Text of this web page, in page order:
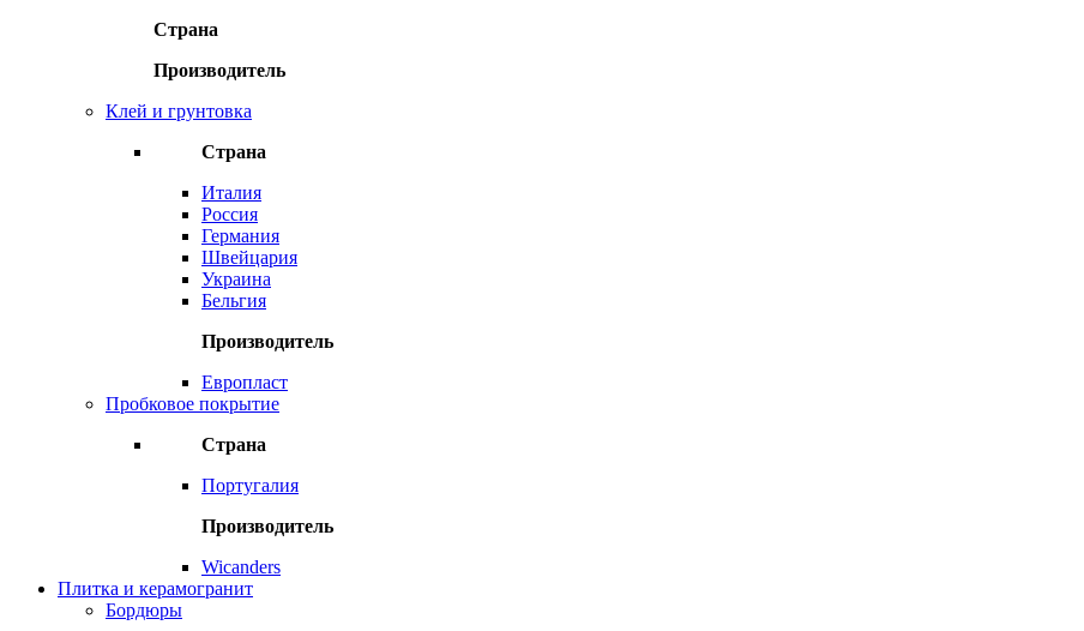
Страна
Производитель
Клей и грунтовка
Страна
Италия
Россия
Германия
Швейцария
Украина
Бельгия
Производитель
Европласт
Пробковое покрытие
Страна
Португалия
Производитель
Wicanders
Плитка и керамогранит
Бордюры